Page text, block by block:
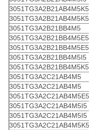
3051TG3A2B21AB4M5K5
3051TG3A2B21AB4M5K5
3051TG3A2B21BB4M5
3051TG3A2B21BB4M5E5
3051TG3A2B21BB4M5E5
3051TG3A2B21BB4M5I5
3051TG3A2B21BB4M5K5
3051TG3A2C21AB4M5
3051TG3A2C21AB4M5
3051TG3A2C21AB4M5E5
3051TG3A2C21AB4M5I5
3051TG3A2C21AB4M5I5
3051TG3A2C21AB4M5K5